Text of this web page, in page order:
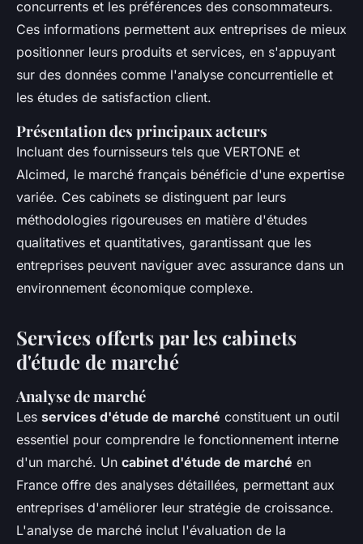
concurrents et les préférences des consommateurs.
Ces informations permettent aux entreprises de mieux
positionner leurs produits et services, en s'appuyant
sur des données comme l'analyse concurrentielle et
les études de satisfaction client.
Présentation des principaux acteurs
Incluant des fournisseurs tels que VERTONE et
Alcimed, le marché français bénéficie d'une expertise
variée. Ces cabinets se distinguent par leurs
méthodologies rigoureuses en matière d'études
qualitatives et quantitatives, garantissant que les
entreprises peuvent naviguer avec assurance dans un
environnement économique complexe.
Services offerts par les cabinets
d'étude de marché
Analyse de marché
Les services d'étude de marché constituent un outil
essentiel pour comprendre le fonctionnement interne
d'un marché. Un cabinet d'étude de marché en
France offre des analyses détaillées, permettant aux
entreprises d'améliorer leur stratégie de croissance.
L'analyse de marché inclut l'évaluation de la